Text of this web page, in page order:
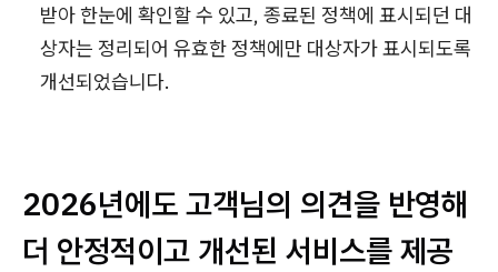
받아 한눈에 확인할 수 있고, 종료된 정책에 표시되던 대
상자는 정리되어 유효한 정책에만 대상자가 표시되도록
개선되었습니다.
2026년에도 고객님의 의견을 반영해
더 안정적이고 개선된 서비스를 제공